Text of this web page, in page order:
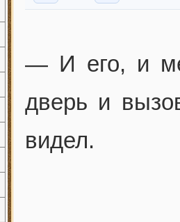
— И его, и
дверь и
видел.